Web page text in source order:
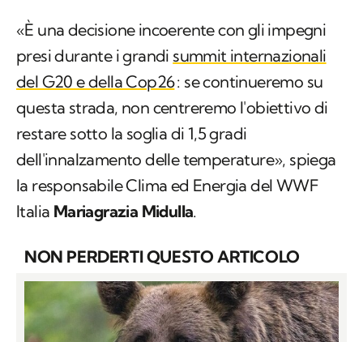
«È una decisione incoerente con gli impegni
presi durante i grandi summit internazionali
del G20 e della Cop26: se continueremo su
questa strada, non centreremo l'obiettivo di
restare sotto la soglia di 1,5 gradi
dell'innalzamento delle temperature», spiega
la responsabile Clima ed Energia del WWF
Italia Mariagrazia Midulla.
NON PERDERTI QUESTO ARTICOLO